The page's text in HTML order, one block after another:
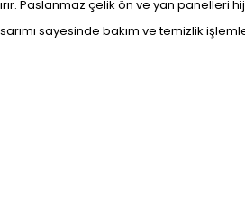
Paslanmaz çelik ön ve yan panelleri
sayesinde bakım ve temizlik